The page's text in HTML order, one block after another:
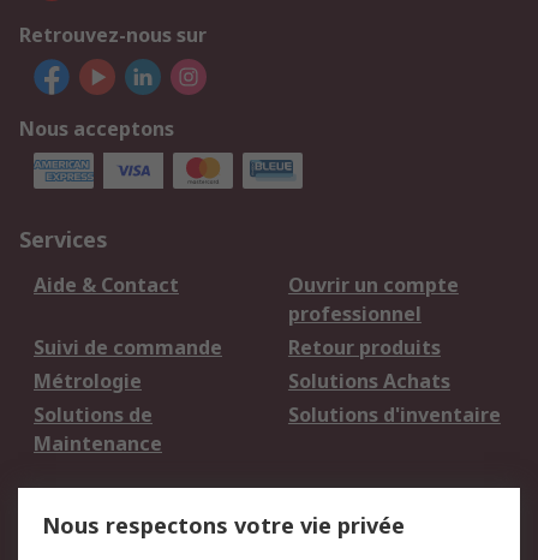
Retrouvez-nous sur
Nous acceptons
Services
Aide & Contact
Ouvrir un compte
professionnel
Suivi de commande
Retour produits
Métrologie
Solutions Achats
Solutions de
Maintenance
Solutions d'inventaire
Nous respectons votre vie privée